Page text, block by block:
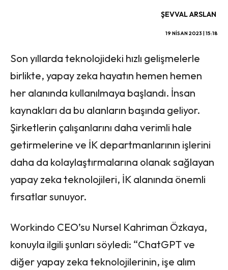
ŞEVVAL ARSLAN
19 NISAN 2023 | 15:18
Son yıllarda teknolojideki hızlı gelişmelerle
birlikte, yapay zeka hayatın hemen hemen
her alanında kullanılmaya başlandı. İnsan
kaynakları da bu alanların başında geliyor.
Şirketlerin çalışanlarını daha verimli hale
getirmelerine ve İK departmanlarının işlerini
daha da kolaylaştırmalarına olanak sağlayan
yapay zeka teknolojileri, İK alanında önemli
fırsatlar sunuyor.
Workindo CEO’su Nursel Kahriman Özkaya,
konuyla ilgili şunları söyledi: “ChatGPT ve
diğer yapay zeka teknolojilerinin, işe alım